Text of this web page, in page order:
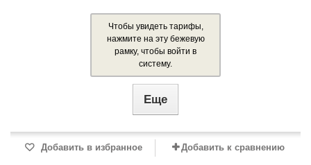
Чтобы увидеть тарифы,
нажмите на эту бежевую
рамку, чтобы войти в
систему.
Еще
Добавить в избранное Добавить к сравнению